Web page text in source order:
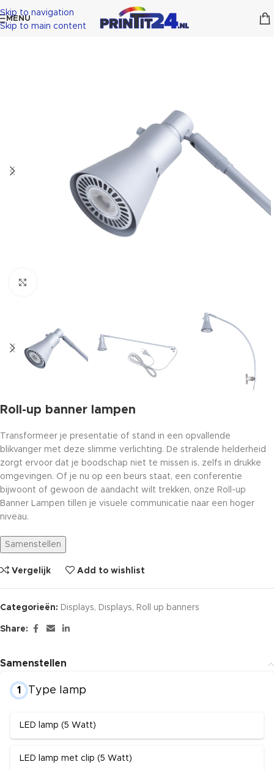
Skip to navigation
Skip to main content
MENU
Roll-up banner lampen
Transformeer je presentatie of stand in een opvallende
blikvanger met deze slimme verlichting. De stralende helderheid
zorgt ervoor dat je boodschap niet te missen is, zelfs in drukke
omgevingen. Of je nu op een beurs staat, een conferentie
bijwoont of gewoon de aandacht wilt trekken, onze Roll-up
Banner Lampen tillen je visuele communicatie naar een hoger
niveau.
Samenstellen
Vergelijk Add to wishlist
Categorieën: Displays, Displays, Roll up banners
Share:
Samenstellen
1 Type lamp
LED lamp (5 Watt)
LED lamp met clip (5 Watt)